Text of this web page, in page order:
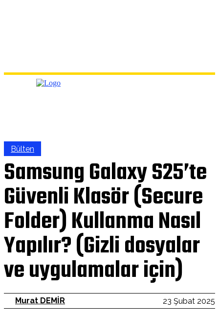
Bülten
Samsung Galaxy S25’te
Güvenli Klasör (Secure
Folder) Kullanma Nasıl
Yapılır? (Gizli dosyalar
ve uygulamalar için)
23 Şubat 2025
Murat DEMİR